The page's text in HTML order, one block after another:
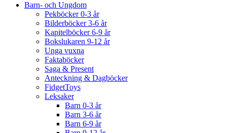
Barn- och Ungdom
Pekböcker 0-3 år
Bilderböcker 3-6 år
Kapitelböcker 6-9 år
Bokslukaren 9-12 år
Unga vuxna
Faktaböcker
Saga & Present
Anteckning & Dagböcker
FidgetToys
Leksaker
Barn 0-3 år
Barn 3-6 år
Barn 6-9 år